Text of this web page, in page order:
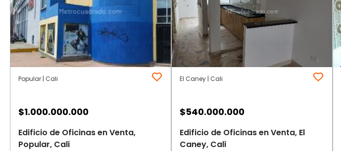
Popular | Cali
$1.000.000.000
Edificio de Oficinas en Venta,
Popular, Cali
El Caney | Cali
$540.000.000
Edificio de Oficinas en Venta, El
Caney, Cali